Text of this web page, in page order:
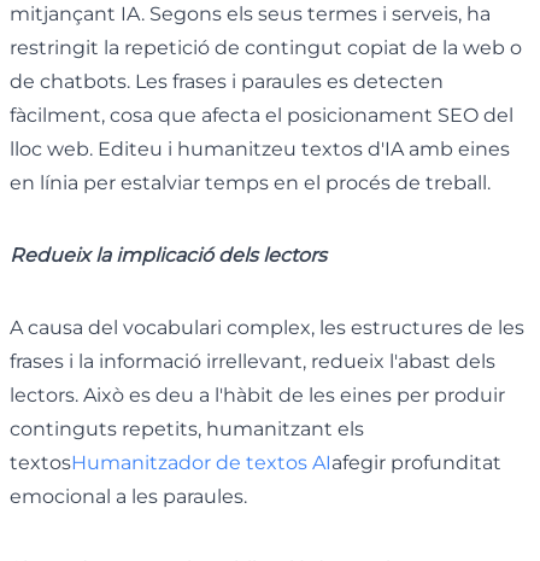
mitjançant IA. Segons els seus termes i serveis, ha
restringit la repetició de contingut copiat de la web o
de chatbots. Les frases i paraules es detecten
fàcilment, cosa que afecta el posicionament SEO del
lloc web. Editeu i humanitzeu textos d'IA amb eines
en línia per estalviar temps en el procés de treball.
Redueix la implicació dels lectors
A causa del vocabulari complex, les estructures de les
frases i la informació irrellevant, redueix l'abast dels
lectors. Això es deu a l'hàbit de les eines per produir
continguts repetits, humanitzant els
textosHumanitzador de textos AIafegir profunditat
emocional a les paraules.